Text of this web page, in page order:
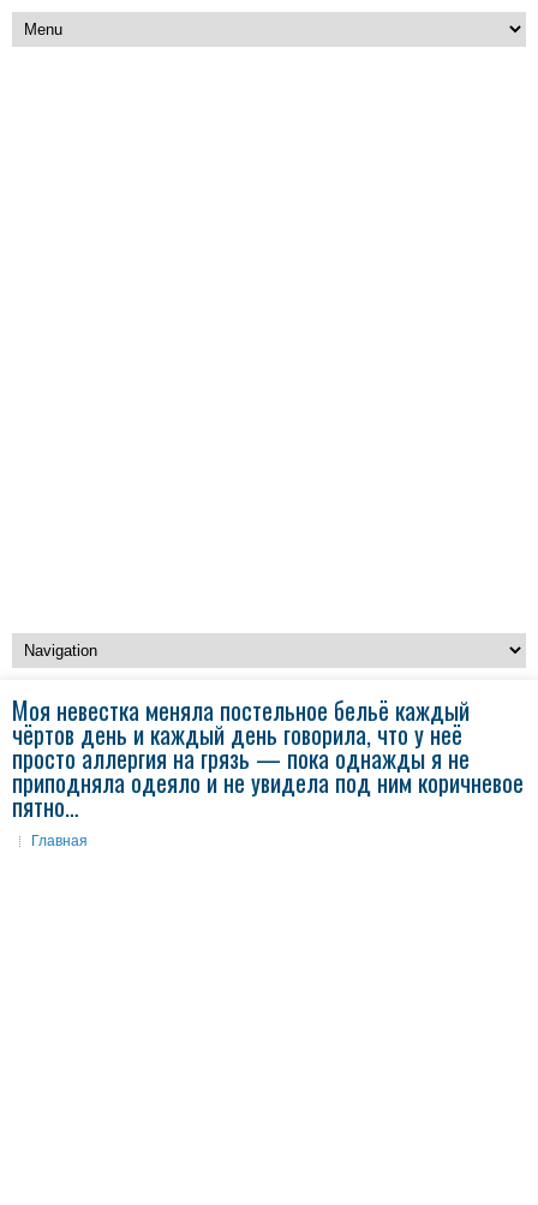
Моя невестка меняла постельное бельё каждый
чёртов день и каждый день говорила, что у неё
просто аллергия на грязь — пока однажды я не
приподняла одеяло и не увидела под ним коричневое
пятно…
Главная